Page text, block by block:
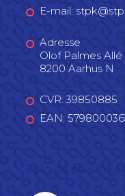
E-mail:
Adresse
Olof Palmes Allé
8200 Aarhus N
CVR: 39850885
EAN: